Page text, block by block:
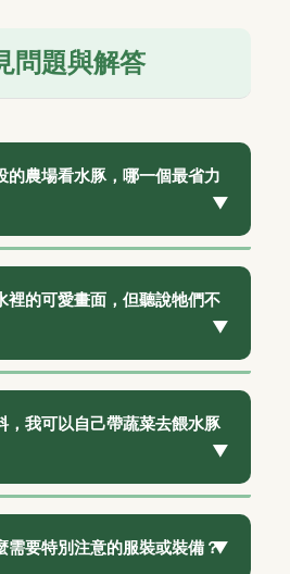
問題與解答
的農場看水豚，哪一個最省力
或草地，嬰兒車推行毫無壓
場需要爬上爬下。第二，活動
失去耐心（這很常發生），馬
小牛或吃冰淇淋，避免「專程
。第三，它的圍欄設計對幼兒
一直把小孩抱起來看。百壽農
場地較原始，且需要家長全程
裡的可愛畫面，但聽說牠們不
訣是：選擇天氣較熱的日子前
為了降溫和躲避蚊蟲。所以春
後時段，看到牠們泡在水池的
牠們可能更喜歡擠在一起曬太
的設計，有些農場的水池是牠
路，那種就比較有機會拍到。
，我可以自己帶蔬菜去餵水豚
留農藥、洗滌不乾淨，或者根
物（例如高麗菜外葉可能太
需要特別注意的服裝或裝備？